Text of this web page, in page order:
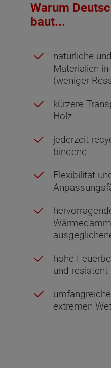
Warum
baut...
natürliche
Materialien
(weniger
kürzere
Holz
jederzeit
bindend
Flexibilität
hohe
und resistent
extremen